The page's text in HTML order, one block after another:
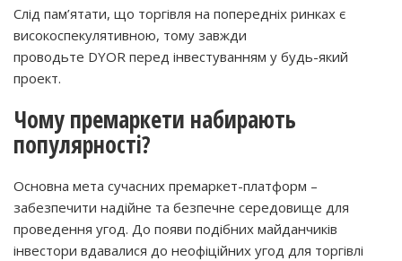
Слід пам’ятати, що торгівля на попередніх ринках є
високоспекулятивною, тому завжди
проводьте DYOR перед інвестуванням у будь-який
проект.
Чому премаркети набирають
популярності?
Основна мета сучасних премаркет-платформ –
забезпечити надійне та безпечне середовище для
проведення угод. До появи подібних майданчиків
інвестори вдавалися до неофіційних угод для торгівлі